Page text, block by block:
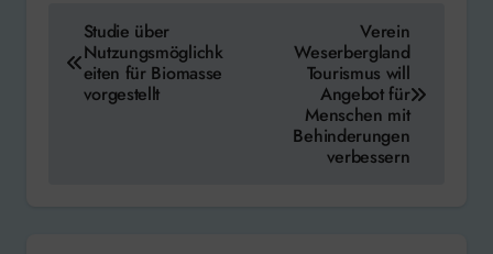
Beitragsnavigation
Studie über
Nutzungsmöglichk
eiten für Biomasse
vorgestellt
Verein
Weserbergland
Tourismus will
Angebot für
Menschen mit
Behinderungen
verbessern